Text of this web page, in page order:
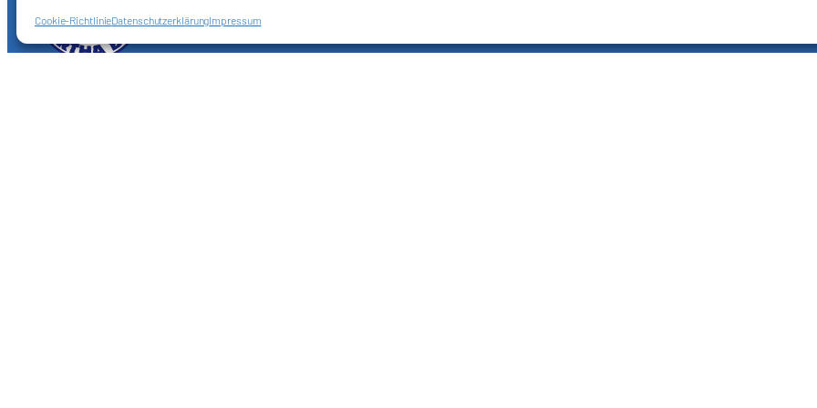
Cookie-RichtlinieDatenschutzerklärungImpressum